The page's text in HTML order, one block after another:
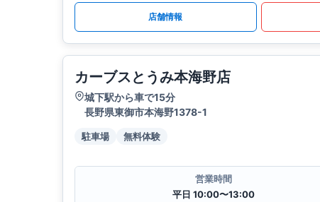
店舗情報
カーブスとうみ本海野店
城下駅から車で15分
長野県東御市本海野1378-1
駐車場 無料体験
営業時間
平日 10:00〜13:00